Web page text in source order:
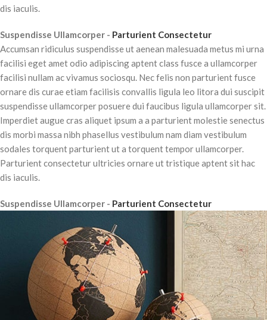
dis iaculis.
Suspendisse Ullamcorper - Parturient Consectetur
Accumsan ridiculus suspendisse ut aenean malesuada metus mi urna
facilisi eget amet odio adipiscing aptent class fusce a ullamcorper
facilisi nullam ac vivamus sociosqu. Nec felis non parturient fusce
ornare dis curae etiam facilisis convallis ligula leo litora dui suscipit
suspendisse ullamcorper posuere dui faucibus ligula ullamcorper sit.
Imperdiet augue cras aliquet ipsum a a parturient molestie senectus
dis morbi massa nibh phasellus vestibulum nam diam vestibulum
sodales torquent parturient ut a torquent tempor ullamcorper.
Parturient consectetur ultricies ornare ut tristique aptent sit hac
dis iaculis.
Suspendisse Ullamcorper - Parturient Consectetur